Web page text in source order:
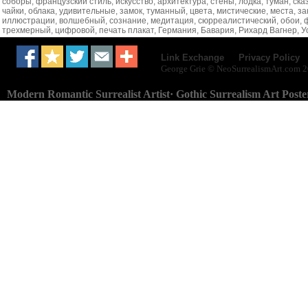
чайки, облака, удивительные, замок, туманный, цвета, мистические, места,
иллюстрации, волшебный, сознание, медитация, сюрреалистический,
трехмерный, цифровой, печать плакат, Германия, Бавария, Рихард Вагнер,
Link Exchange Privacy Policy
George Grie © NeoSurrealismArt.com
Modern Romantic Surrealist Artist· Gothic Surrealism Art